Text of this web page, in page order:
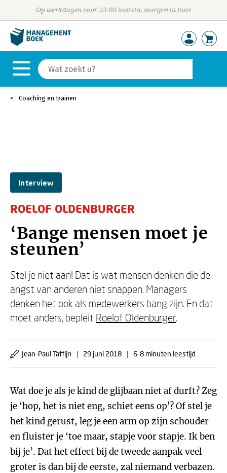
Op werkdagen voor 23:00 besteld, morgen in huis
Coaching en trainen
Interview
ROELOF OLDENBURGER
‘Bange mensen moet je
steunen’
Stel je niet aan! Dat is wat mensen denken die de
angst van anderen niet snappen. Managers
denken het ook als medewerkers bang zijn. En dat
moet anders, bepleit Roelof Oldenburger.
Jean-Paul Taffijn | 29 juni 2018 | 6-8 minuten leestijd
Wat doe je als je kind de glijbaan niet af durft? Zeg
je ‘hop, het is niet eng, schiet eens op’? Of stel je
het kind gerust, leg je een arm op zijn schouder
en fluister je ‘toe maar, stapje voor stapje. Ik ben
bij je’. Dat het effect bij de tweede aanpak veel
groter is dan bij de eerste, zal niemand verbazen.